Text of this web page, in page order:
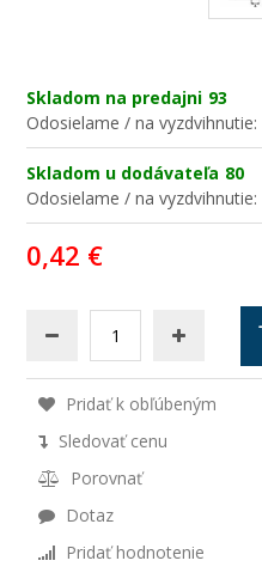
Skladom na predajni 93
Odosielame / na vyzdvihnutie:
Skladom u dodávateľa 80
Odosielame / na vyzdvihnutie:
0,42 €
Pridať k obľúbeným
Sledovať cenu
Porovnať
Dotaz
Pridať hodnotenie